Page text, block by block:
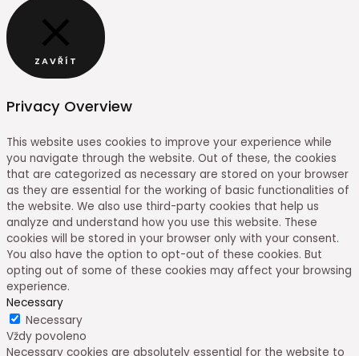
ZAVŘÍT
Privacy Overview
This website uses cookies to improve your experience while
you navigate through the website. Out of these, the cookies
that are categorized as necessary are stored on your browser
as they are essential for the working of basic functionalities of
the website. We also use third-party cookies that help us
analyze and understand how you use this website. These
cookies will be stored in your browser only with your consent.
You also have the option to opt-out of these cookies. But
opting out of some of these cookies may affect your browsing
experience.
Necessary
Necessary
Vždy povoleno
Necessary cookies are absolutely essential for the website to